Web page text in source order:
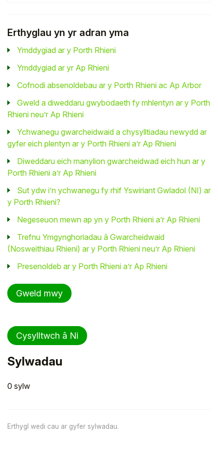
Erthyglau yn yr adran yma
Ymddygiad ar y Porth Rhieni
Ymddygiad ar yr Ap Rhieni
Cofnodi absenoldebau ar y Porth Rhieni ac Ap Arbor
Gweld a diweddaru gwybodaeth fy mhlentyn ar y Porth
Rhieni neu’r Ap Rhieni
Ychwanegu gwarcheidwaid a chysylltiadau newydd ar
gyfer eich plentyn ar y Porth Rhieni a’r Ap Rhieni
Diweddaru eich manylion gwarcheidwad eich hun ar y
Porth Rhieni a’r Ap Rhieni
Sut ydw i’n ychwanegu fy rhif Yswiriant Gwladol (NI) ar
y Porth Rhieni?
Negeseuon mewn ap yn y Porth Rhieni a’r Ap Rhieni
Trefnu Ymgynghoriadau â Gwarcheidwaid
(Nosweithiau Rhieni) ar y Porth Rhieni neu’r Ap Rhieni
Presenoldeb ar y Porth Rhieni a’r Ap Rhieni
Gweld mwy
Cysylltwch â Ni
Sylwadau
0 sylw
Erthygl wedi cau ar gyfer sylwadau.